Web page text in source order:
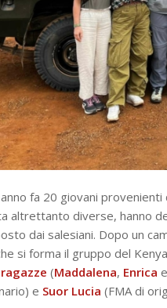
fa 20 giovani
altrettanto diverse, hanno
dai salesiani. Dopo un
si forma il gruppo del
(Maddalena, Enrica e
e Suor Lucia (FMA di